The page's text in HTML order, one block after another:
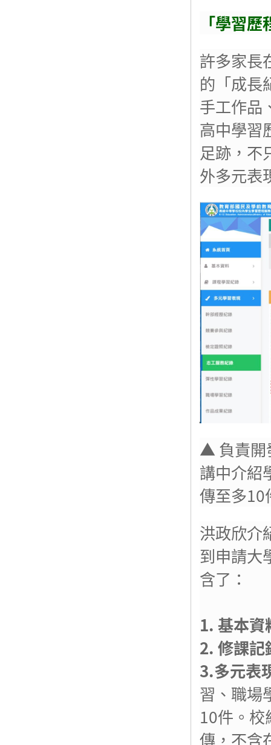
「學習
許多家長
的「成長
手工作品
高中學習
足跡，不
外多元表
▲ 負責開
講中介紹
傳至多10
洪政欣介
到申請大
含了：
1. 基本資
2. 修課記
3.多元表
習、職場
10件。
傳，不含